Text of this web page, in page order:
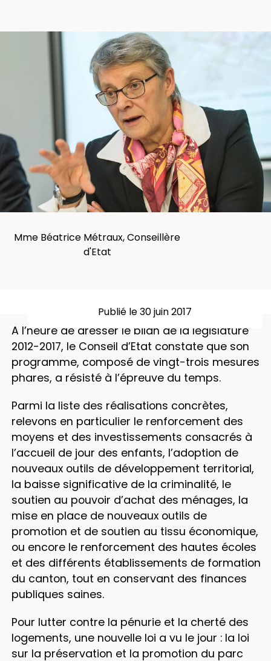
Mme Béatrice Métraux, Conseillère
d'Etat
Publié le 30 juin 2017
A l’heure de dresser le bilan de la législature
2012-2017, le Conseil d’Etat constate que son
programme, composé de vingt-trois mesures
phares, a résisté à l’épreuve du temps.
Parmi la liste des réalisations concrètes,
relevons en particulier le renforcement des
moyens et des investissements consacrés à
l’accueil de jour des enfants, l’adoption de
nouveaux outils de développement territorial,
la baisse significative de la criminalité, le
soutien au pouvoir d’achat des ménages, la
mise en place de nouveaux outils de
promotion et de soutien au tissu économique,
ou encore le renforcement des hautes écoles
et des différents établissements de formation
du canton, tout en conservant des finances
publiques saines.
Pour lutter contre la pénurie et la cherté des
logements, une nouvelle loi a vu le jour : la loi
sur la préservation et la promotion du parc